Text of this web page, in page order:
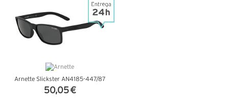
Arnette Slickster AN4185-447/87
50,05 €